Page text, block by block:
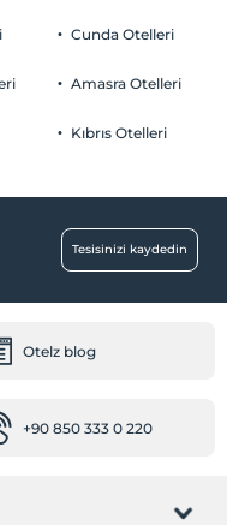
Otopark
Cunda Otelleri
Amasra Otelleri
Kıbrıs Otelleri
Tesisinizi kaydedin
Otelz blog
+90 850 333 0 220